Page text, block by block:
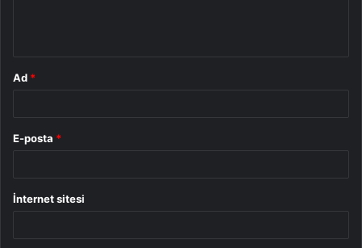
Ad *
E-posta *
İnternet sitesi